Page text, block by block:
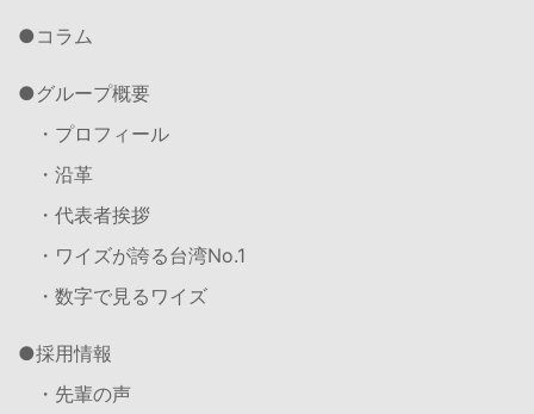
コラム
グループ概要
・プロフィール
・沿革
・代表者挨拶
・ワイズが誇る台湾No.1
・数字で見るワイズ
採用情報
・先輩の声